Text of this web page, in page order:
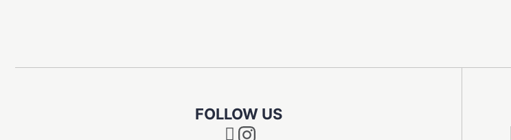
FOLLOW US
Instagram